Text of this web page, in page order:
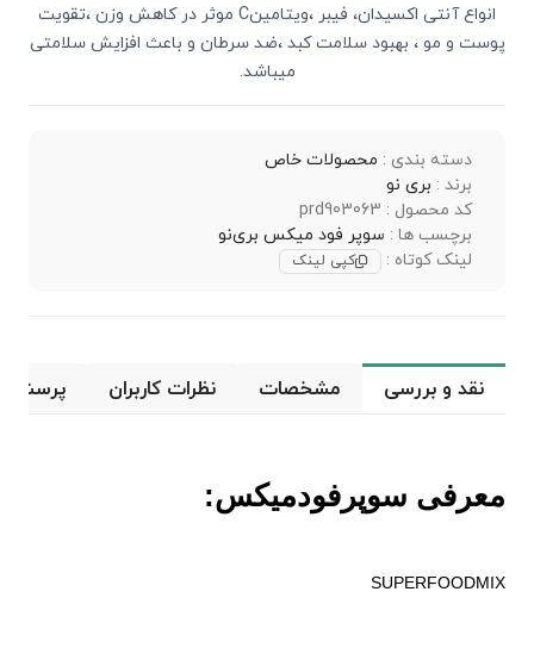
انواع آنتی اکسیدان، فیبر ،ویتامینC موثر در کاهش وزن ،تقویت
پوست و مو ، بهبود سلامت کبد ،ضد سرطان و باعث افزایش سلامتی
میباشد.
دسته بندی : محصولات خاص
برند : بری نو
کد محصول : prd903063
برچسب ها : سوپر فود میکس بری‌نو
لینک کوتاه :
کپی لینک
نقد و بررسی مشخصات نظرات کاربران پرسش
معرفی سوپرفودمیکس:
SUPERFOODMIX